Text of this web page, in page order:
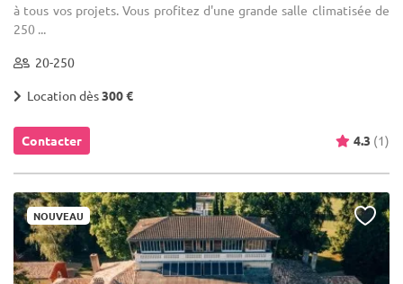
à tous vos projets. Vous profitez d'une grande salle climatisée de
250 ...
20-250
Location dès300 €
Contacter 4.3 (1)
NOUVEAU